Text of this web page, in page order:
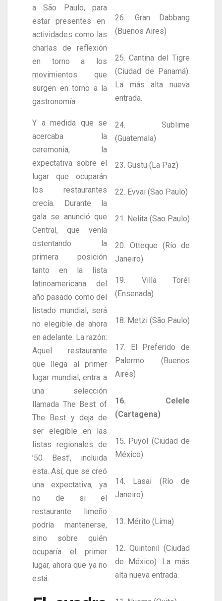
a São Paulo, para
estar presentes en
actividades como las
charlas de reflexión
en torno a los
movimientos que
surgen en torno a la
gastronomía.
Y a medida que se
acercaba la
ceremonia, la
expectativa sobre el
lugar que ocuparán
los restaurantes
crecía. Durante la
gala se anunció que
Central, que venía
ostentando la
primera posición
tanto en la lista
latinoamericana del
año pasado como del
listado mundial, será
no elegible de ahora
en adelante. La razón:
Aquel restaurante
que llega al primer
lugar mundial, entra a
una selección
llamada The Best of
The Best y deja de
ser elegible en las
listas regionales de
’50 Best’, incluida
esta. Así, que se creó
una expectativa, ya
no de si el
restaurante limeño
podría mantenerse,
sino sobre quién
ocuparía el primer
lugar, ahora que ya no
está.
26. Gran Dabbang
(Buenos Aires)
25. Cantina del Tigre
(Ciudad de Panamá).
La más alta nueva
entrada.
24. Sublime
(Guatemala)
23. Gustu (La Paz)
22. Evvai (Sao Paulo)
21. Nelita (Sao Paulo)
20. Otteque (Río de
Janeiro)
19. Villa Torél
(Ensenada)
18. Metzi (São Paulo)
17. El Preferido de
Palermo (Buenos
Aires)
16. Celele
(Cartagena)
15. Puyol (Ciudad de
México)
14. Lasai (Río de
Janeiro)
13. Mérito (Lima)
12. Quintonil (Ciudad
de México). La más
alta nueva entrada.